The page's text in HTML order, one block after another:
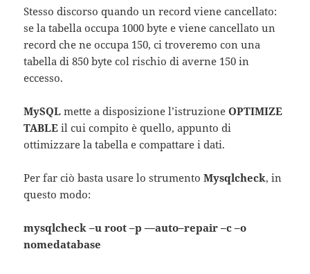
Stesso discorso quando un record viene cancellato:
se la tabella occupa 1000 byte e viene cancellato un
record che ne occupa 150, ci troveremo con una
tabella di 850 byte col rischio di averne 150 in
eccesso.
MySQL mette a disposizione l’istruzioneOPTIMIZE
TABLE il cui compito è quello, appunto di
ottimizzare la tabella e compattare i dati.
Per far ciò basta usare lo strumentoMysqlcheck, in
questo modo:
mysqlcheck –u root –p —auto–repair –c –o
nomedatabase